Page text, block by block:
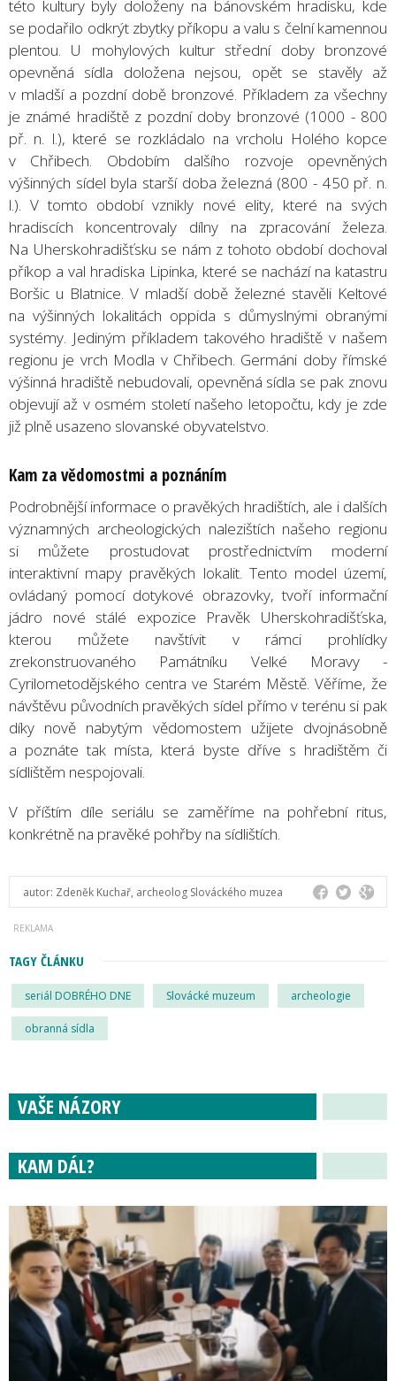
této kultury byly doloženy na bánovském hradisku, kde
se podařilo odkrýt zbytky příkopu a valu s čelní kamennou
plentou. U mohylových kultur střední doby bronzové
opevněná sídla doložena nejsou, opět se stavěly až
v mladší a pozdní době bronzové. Příkladem za všechny
je známé hradiště z pozdní doby bronzové (1000 - 800
př. n. l.), které se rozkládalo na vrcholu Holého kopce
v Chřibech. Obdobím dalšího rozvoje opevněných
výšinných sídel byla starší doba železná (800 - 450 př. n.
l.). V tomto období vznikly nové elity, které na svých
hradiscích koncentrovaly dílny na zpracování železa.
Na Uherskohradišťsku se nám z tohoto období dochoval
příkop a val hradiska Lipinka, které se nachází na katastru
Boršic u Blatnice. V mladší době železné stavěli Keltové
na výšinných lokalitách oppida s důmyslnými obranými
systémy. Jediným příkladem takového hradiště v našem
regionu je vrch Modla v Chřibech. Germáni doby římské
výšinná hradiště nebudovali, opevněná sídla se pak znovu
objevují až v osmém století našeho letopočtu, kdy je zde
již plně usazeno slovanské obyvatelstvo.
Kam za vědomostmi a poznáním
Podrobnější informace o pravěkých hradištích, ale i dalších
významných archeologických nalezištích našeho regionu
si můžete prostudovat prostřednictvím moderní
interaktivní mapy pravěkých lokalit. Tento model území,
ovládaný pomocí dotykové obrazovky, tvoří informační
jádro nové stálé expozice Pravěk Uherskohradišťska,
kterou můžete navštívit v rámci prohlídky
zrekonstruovaného Památníku Velké Moravy -
Cyrilometodějského centra ve Starém Městě. Věříme, že
návštěvu původních pravěkých sídel přímo v terénu si pak
díky nově nabytým vědomostem užijete dvojnásobně
a poznáte tak místa, která byste dříve s hradištěm či
sídlištěm nespojovali.
V příštím díle seriálu se zaměříme na pohřební ritus,
konkrétně na pravěké pohřby na sídlištích.
autor: Zdeněk Kuchař, archeolog Slováckého muzea
TAGY ČLÁNKU
seriál DOBRÉHO DNE Slovácké muzeum archeologie
obranná sídla
VAŠE NÁZORY
KAM DÁL?